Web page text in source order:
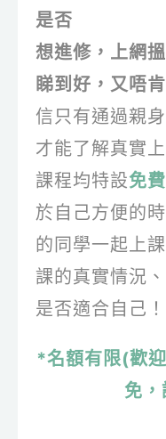
是否
想進修，上網
睇到好，又唔
信只有通過親
才能了解真實
課程均特設免
於自己方便的
的同學一起上
課的真實情況
是否適合自己！
*名額有限(歡
免，